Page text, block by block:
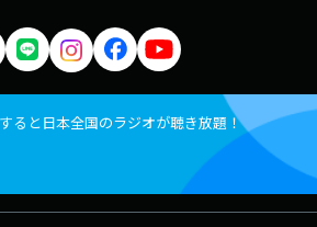
ると日本全国のラジオが聴き放題！